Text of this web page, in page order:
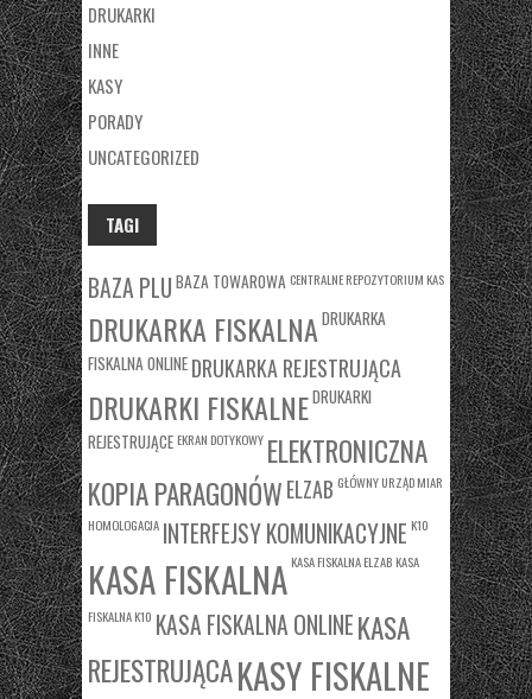
DRUKARKI
INNE
KASY
PORADY
UNCATEGORIZED
TAGI
BAZA PLU BAZA TOWAROWA CENTRALNE REPOZYTORIUM KAS
DRUKARKA FISKALNA DRUKARKA
FISKALNA ONLINE DRUKARKA REJESTRUJĄCA
DRUKARKI FISKALNEDRUKARKI
REJESTRUJĄCE EKRAN DOTYKOWY ELEKTRONICZNA
KOPIA PARAGONÓWELZAB GŁÓWNY URZĄD MIAR
HOMOLOGACJA INTERFEJSY KOMUNIKACYJNE K10
KASA FISKALNA KASA FISKALNA ELZAB KASA
FISKALNA K10 KASA FISKALNA ONLINEKASA
REJESTRUJĄCAKASY FISKALNE